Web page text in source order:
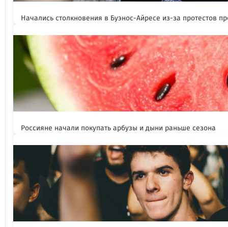
Начались столкновения в Буэнос-Айресе из-за протестов
Россияне начали покупать арбузы и дыни раньше сезона